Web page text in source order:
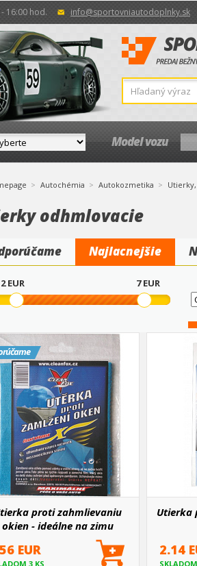
16:00 hod. info@sportovniautodoplnky.sk
Model vozu
Autochémia Autokozmetika
odhmlovacie
Najlacnejšie
2EUR 7EUR
proti zahmlievaniu
okien - ideálne na zimu
EUR
3 KS
Utierka
2.14